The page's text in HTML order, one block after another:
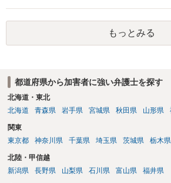
座る女性を盗撮(全体像写真1枚と5秒程度の動
着や胸など強調したものではありません。」
も捜査段階では性的姿態等撮影罪の被疑事実
が私の弁護経験では多くなった印象です（最
もっとみる
都道府県から加害者に強い弁護士を探す
北海道・東北
北海道
青森県 岩手県 宮城県 秋田県 山形県
関東
東京都
神奈川県 千葉県 埼玉県 茨城県 栃木県
北陸・甲信越
新潟県
長野県 山梨県 石川県 富山県 福井県